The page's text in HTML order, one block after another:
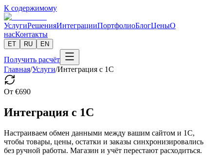
К содержимому
УслугиРешенияИнтеграцииПортфолиоБлогЦеныО
насКонтакты
ET RU EN
Получить расчёт
Главная/Услуги/Интеграция с 1С
От €690
Интеграция с 1С
Настраиваем обмен данными между вашим сайтом и 1С,
чтобы товары, цены, остатки и заказы синхронизировались
без ручной работы. Магазин и учёт перестают расходиться.